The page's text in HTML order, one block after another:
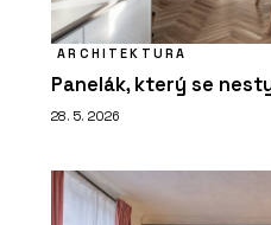
ARCHITEKTURA
Panelák, který se
28. 5. 2026